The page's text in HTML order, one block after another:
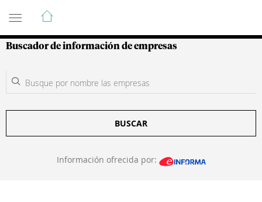
Guía de Empresas Colombianas
Buscador de información de empresas
BUSCAR
Información ofrecida por: